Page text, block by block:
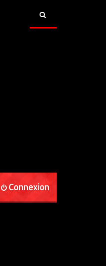
Connexion